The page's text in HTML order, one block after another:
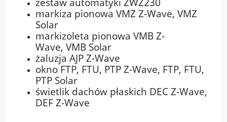
markiza pionowa VMZ Z-Wave, VMZ
Solar
markizoleta pionowa VMB Z-
Wave, VMB Solar
żaluzja AJP Z-Wave
okno FTP, FTU, PTP Z-Wave, FTP, FTU,
PTP Solar
świetlik dachów płaskich DEC Z-Wave,
DEF Z-Wave